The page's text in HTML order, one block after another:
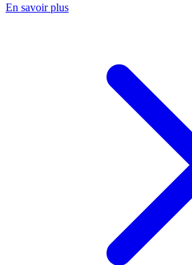
En savoir plus